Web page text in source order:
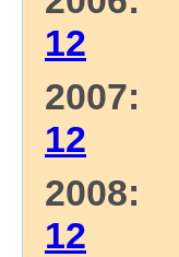
12
2007:
12
2008:
12